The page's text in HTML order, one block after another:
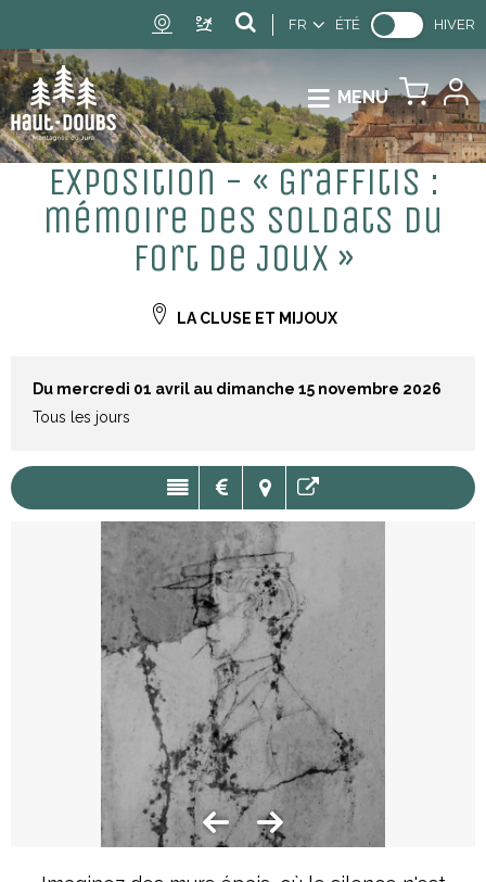
FR ÉTÉ HIVER
MENU
Exposition - « Graffitis :
mémoire des soldats du
Fort de Joux »
LA CLUSE ET MIJOUX
Du mercredi 01 avril au dimanche 15 novembre 2026
Tous les jours